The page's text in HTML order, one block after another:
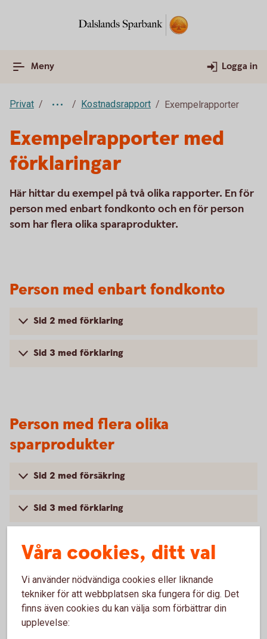
Meny Logga in
Privat Kostnadsrapport Exempelrapporter
Exempelrapporter med
förklaringar
Här hittar du exempel på två olika rapporter. En för
person med enbart fondkonto och en för person
som har flera olika sparaprodukter.
Person med enbart fondkonto
Sid 2 med förklaring
Sid 3 med förklaring
Person med flera olika
sparprodukter
Sid 2 med försäkring
Sid 3 med förklaring
Våra cookies, ditt val
Vi använder nödvändiga cookies eller liknande
tekniker för att webbplatsen ska fungera för dig. Det
finns även cookies du kan välja som förbättrar din
upplevelse: